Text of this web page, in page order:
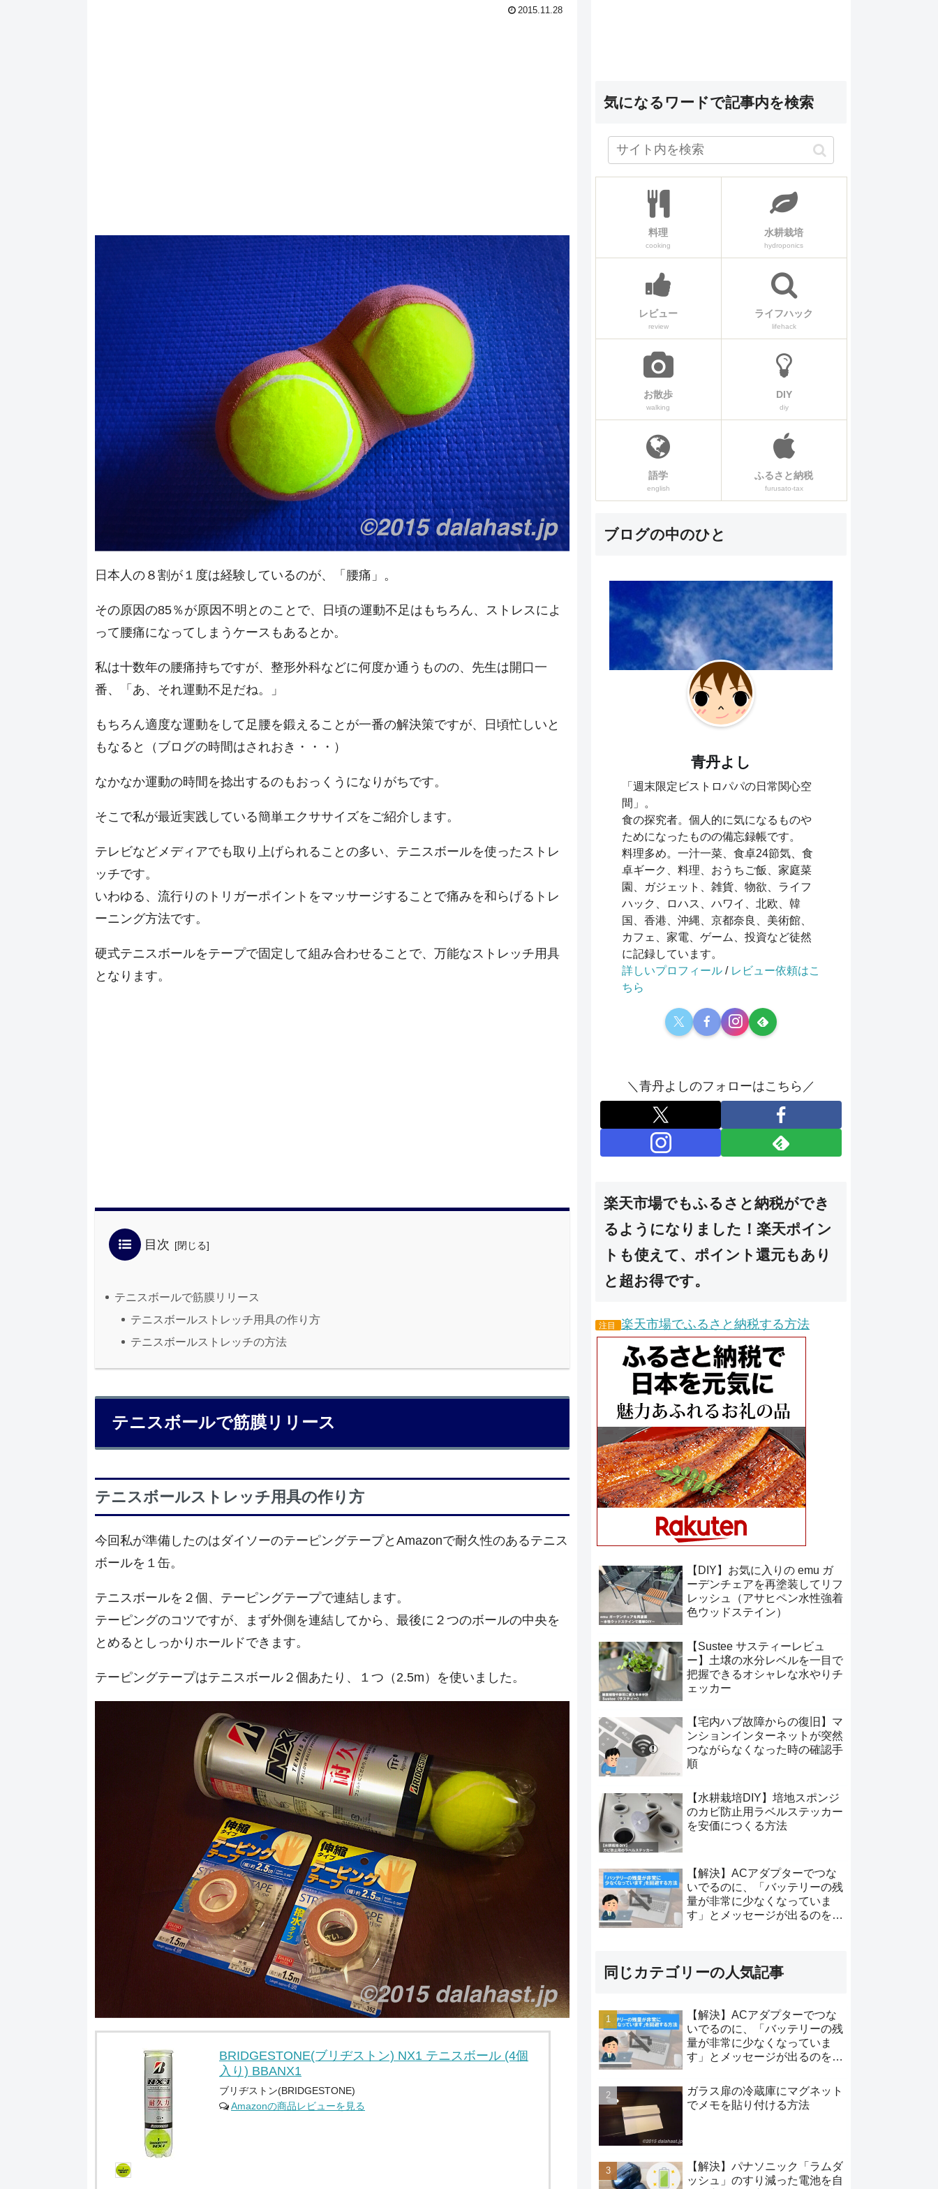
2015.11.28
日本人の８割が１度は経験しているのが、「腰痛」。
その原因の85％が原因不明とのことで、日頃の運動不足はもちろん、ストレスによ
って腰痛になってしまうケースもあるとか。
私は十数年の腰痛持ちですが、整形外科などに何度か通うものの、先生は開口一
番、「あ、それ運動不足だね。」
もちろん適度な運動をして足腰を鍛えることが一番の解決策ですが、日頃忙しいと
もなると（ブログの時間はされおき・・・）
なかなか運動の時間を捻出するのもおっくうになりがちです。
そこで私が最近実践している簡単エクササイズをご紹介します。
テレビなどメディアでも取り上げられることの多い、テニスボールを使ったストレ
ッチです。
いわゆる、流行りのトリガーポイントをマッサージすることで痛みを和らげるトレ
ーニング方法です。
硬式テニスボールをテープで固定して組み合わせることで、万能なストレッチ用具
となります。
目次
テニスボールで筋膜リリース
テニスボールストレッチ用具の作り方
テニスボールストレッチの方法
テニスボールで筋膜リリース
テニスボールストレッチ用具の作り方
今回私が準備したのはダイソーのテーピングテープとAmazonで耐久性のあるテニス
ボールを１缶。
テニスボールを２個、テーピングテープで連結します。
テーピングのコツですが、まず外側を連結してから、最後に２つのボールの中央を
とめるとしっかりホールドできます。
テーピングテープはテニスボール２個あたり、１つ（2.5m）を使いました。
BRIDGESTONE(ブリヂストン) NX1 テニスボール (4個
入り) BBANX1
ブリヂストン(BRIDGESTONE)
Amazonの商品レビューを見る
気になるワードで記事内を検索
料理
cooking
水耕栽培
hydroponics
レビュー
review
ライフハック
lifehack
お散歩
walking
DIY
diy
語学
english
ふるさと納税
furusato-tax
ブログの中のひと
青丹よし
「週末限定ビストロパパの日常関心空
間」。
食の探究者。個人的に気になるものや
ためになったものの備忘録帳です。
料理多め。一汁一菜、食卓24節気、食
卓ギーク、料理、おうちご飯、家庭菜
園、ガジェット、雑貨、物欲、ライフ
ハック、ロハス、ハワイ、北欧、韓
国、香港、沖縄、京都奈良、美術館、
カフェ、家電、ゲーム、投資など徒然
に記録しています。
詳しいプロフィール / レビュー依頼はこ
ちら
＼青丹よしのフォローはこちら／
楽天市場でもふるさと納税ができ
るようになりました！楽天ポイン
トも使えて、ポイント還元もあり
と超お得です。
注目 楽天市場でふるさと納税する方法
【DIY】お気に入りの emu ガ
ーデンチェアを再塗装してリフ
レッシュ（アサヒペン水性強着
色ウッドステイン）
【Sustee サスティーレビュ
ー】土壌の水分レベルを一目で
把握できるオシャレな水やりチ
ェッカー
【宅内ハブ故障からの復旧】マ
ンションインターネットが突然
つながらなくなった時の確認手
順
【水耕栽培DIY】培地スポンジ
のカビ防止用ラベルステッカー
を安価につくる方法
【解決】ACアダプターでつな
いでるのに、「バッテリーの残
量が非常に少なくなっていま
す」とメッセージが出るのを回
同じカテゴリーの人気記事
【解決】ACアダプターでつな
いでるのに、「バッテリーの残
量が非常に少なくなっていま
す」とメッセージが出るのを回
ガラス扉の冷蔵庫にマグネット
でメモを貼り付ける方法
【解決】パナソニック「ラムダ
ッシュ」のすり減った電池を自